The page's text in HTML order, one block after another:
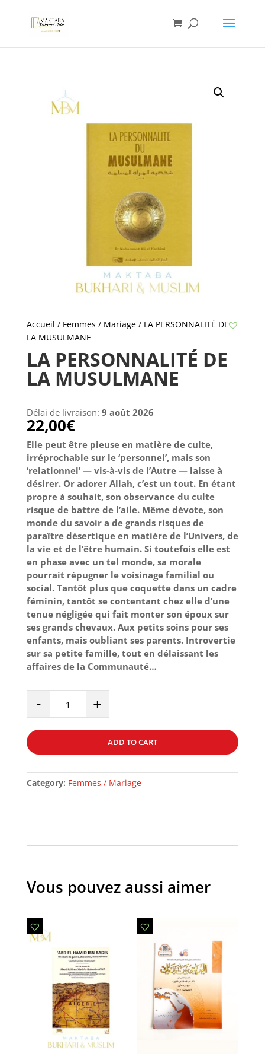
Accueil / Femmes / Mariage/ LA PERSONNALITÉ DE
LA MUSULMANE
LA PERSONNALITÉ DE
LA MUSULMANE
Délai de livraison: 9 août 2026
22,00€
Elle peut être pieuse en matière de culte,
irréprochable sur le ‘personnel’, mais son
‘relationnel’ — vis-à-vis de l’Autre — laisse à
désirer. Or adorer Allah, c’est un tout. En étant
propre à souhait, son observance du culte
risque de battre de l’aile. Même dévote, son
monde du savoir a de grands risques de
paraître désertique en matière de l’Univers, de
la vie et de l’être humain. Si toutefois elle est
en phase avec un tel monde, sa morale
pourrait répugner le voisinage familial ou
social. Tantôt plus que coquette dans un cadre
féminin, tantôt se contentant chez elle d’une
tenue négligée qui fait monter son époux sur
ses grands chevaux. Aux petits soins pour ses
enfants, mais oubliant ses parents. Introvertie
sur sa petite famille, tout en délaissant les
affaires de la Communauté…
-
PERSONNALITÉ
LA
MUSULMANE
+
ADD TO CART
Category: Femmes / Mariage
Vous pouvez aussi aimer